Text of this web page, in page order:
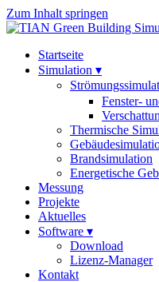
Zum Inhalt springen
Startseite
Simulation ▾
Fenster-
Thermische
Brandsimulation
Energetische
Messung
Projekte
Aktuelles
Software ▾
Download
Lizenz-Manager
Kontakt